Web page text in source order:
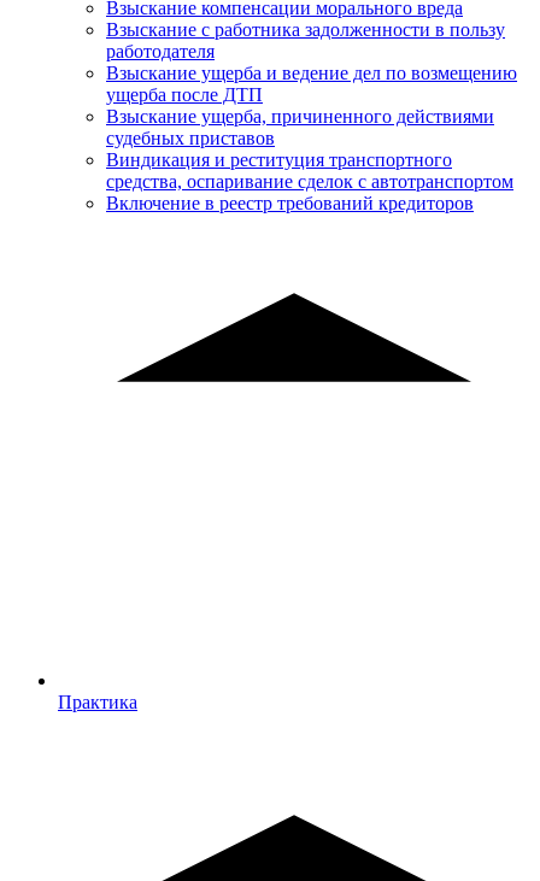
Взыскание компенсации морального вреда
Взыскание с работника задолженности в пользу
работодателя
Взыскание ущерба и ведение дел по возмещению
ущерба после ДТП
Взыскание ущерба, причиненного действиями
судебных приставов
Виндикация и реституция транспортного
средства, оспаривание сделок с автотранспортом
Включение в реестр требований кредиторов
Практика
Практика